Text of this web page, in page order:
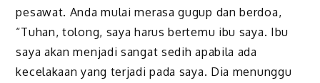
pesawat. Anda mulai merasa gugup dan berdoa,
“Tuhan, tolong, saya harus bertemu ibu saya. Ibu
saya akan menjadi sangat sedih apabila ada
kecelakaan yang terjadi pada saya. Dia menunggu